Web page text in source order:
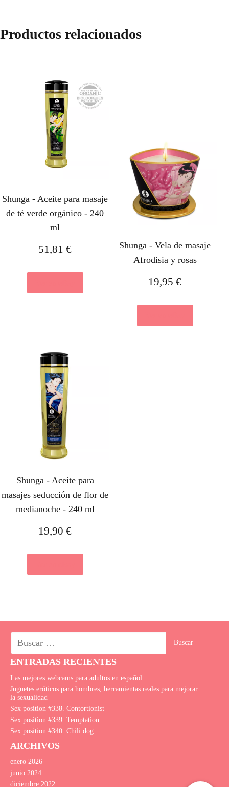
Productos relacionados
Shunga - Aceite para masaje
de té verde orgánico - 240
ml
51,81€
Shunga - Vela de masaje
Afrodisia y rosas
19,95€
Shunga - Aceite para
masajes seducción de flor de
medianoche - 240 ml
19,90€
ENTRADAS RECIENTES
Las mejores webcams para adultos en español
Juguetes eróticos para hombres, herramientas reales para mejorar
la sexualidad
Sex position #338. Сontortionist
Sex position #339. Temptation
Sex position #340. Сhili dog
ARCHIVOS
enero 2026
junio 2024
diciembre 2022